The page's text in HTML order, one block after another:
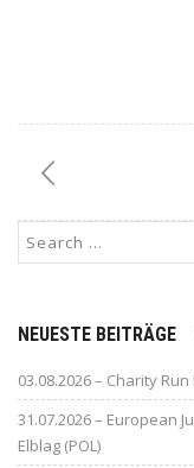
NEUESTE BEITRÄGE
03.08.2026 – Charity
31.07.2026 – European
Elblag (POL)